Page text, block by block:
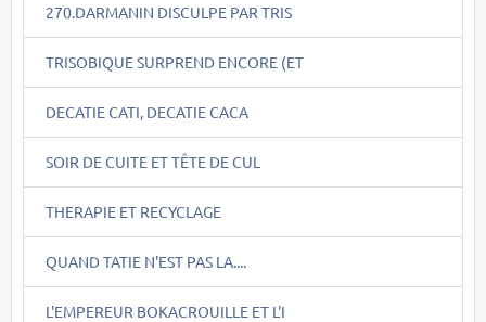
270.DARMANIN DISCULPE PAR TRIS
TRISOBIQUE SURPREND ENCORE (ET
DECATIE CATI, DECATIE CACA
SOIR DE CUITE ET TÊTE DE CUL
THERAPIE ET RECYCLAGE
QUAND TATIE N'EST PAS LA....
L'EMPEREUR BOKACROUILLE ET L'I